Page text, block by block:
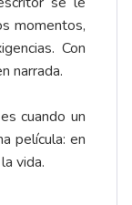
momentos,
Con
narrada.
cuando un
película: en
vida.